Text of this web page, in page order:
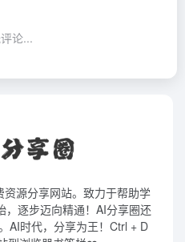
论...
源分享网站。致力于帮助学
，逐步迈向精通！AI分享圈还
AI时代，分享为王！Ctrl + D